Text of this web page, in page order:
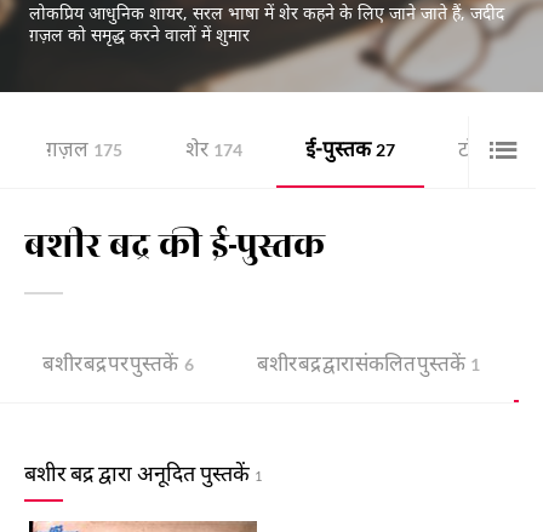
लोकप्रिय आधुनिक शायर, सरल भाषा में शेर कहने के लिए जाने जाते हैं, जदीद
ग़ज़ल को समृद्ध करने वालों में शुमार
ग़ज़ल 175 शेर 174 ई-पुस्तक 27 टॉप 20
बशीर बद्र की ई-पुस्तक
बशीर बद्र पर पुस्तकें 6 बशीर बद्र द्वारा संकलित पुस्तकें 1
बशीर बद्र द्वारा अनूदित पुस्तकें 1